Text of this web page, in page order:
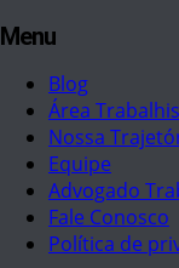
Menu
Blog
Área
Nossa
Equipe
Advogado
Fale Conosco
Política de